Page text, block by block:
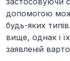
допомогою
будь-яких
вище, однак і
заявленій